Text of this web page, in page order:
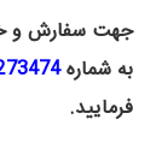
جهت سفارش و
به شماره
فرمایید.